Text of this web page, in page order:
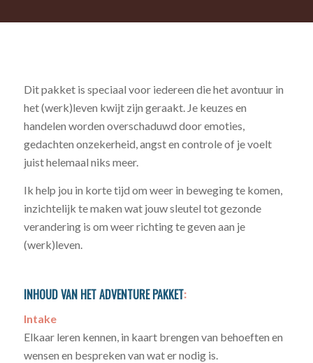
Dit pakket is speciaal voor iedereen die het avontuur in
het (werk)leven kwijt zijn geraakt. Je keuzes en
handelen worden overschaduwd door emoties,
gedachten onzekerheid, angst en controle of je voelt
juist helemaal niks meer.
Ik help jou in korte tijd om weer in beweging te komen,
inzichtelijk te maken wat jouw sleutel tot gezonde
verandering is om weer richting te geven aan je
(werk)leven.
INHOUD VAN HET ADVENTURE PAKKET:
Intake
Elkaar leren kennen, in kaart brengen van behoeften en
wensen en bespreken van wat er nodig is.